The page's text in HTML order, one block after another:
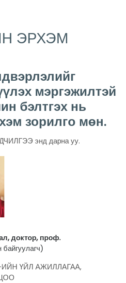
ЭРХЭМ
мэргэжилтэй
бэлтгэх нь
зорилго мөн.
энд дарна уу.
URL
доктор, проф.
ҮЙЛ АЖИЛЛАГАА,
Page